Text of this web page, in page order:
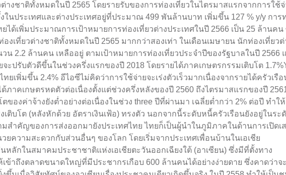
างชาติทั้งหมดในปี 2565 โดยรายรับของการท่องเที่ยวในไตรมาสแรกจากการใช้จ่
ในประเทศและต่างประเทศอยู่ที่ประมาณ 499 พันล้านบาท เพิ่มขึ้น 127 % y/y การ
ยได้เพิ่มประมาณการเป้าหมายการท่องเที่ยวต่างประเทศในปี 2566 เป็น 25 ล้านคน
งเที่ยวต่างชาติทั้งหมดในปี 2565 มากกว่าสองเท่า ในเดือนเมษายน นักท่องเที่ยวต่
น 2.2 ล้านคน เหลืออยู่ ตามเป้าหมายการท่องเที่ยวประจำปีของรัฐบาลในปี 2566
จะปรับตัวดีขึ้นในช่วงครึ่งแรกของปี 2018 โดยรายได้ภาคเกษตรกรรมเติบโต
ทยเพิ่มขึ้น 2.4% อีไอซีไม่คิดว่าการใช้จ่ายจะเร่งตัวเร็วมากเนื่องจากรายได้ครัวเรือ
ภาคเกษตรหดตัวต่อเนื่องตั้งแต่ช่วงครึ่งหลังของปี 2560 ถึงไตรมาสแรกของปี
ของค่าจ้างยังต่ำอย่างต่อเนื่องในช่วง three ปีที่ผ่านมา เฉลี่ยต่ำกว่า 2% ต่อปี ทำใ
เติบโต (หลังหักด้วย อัตราเงินเฟ้อ) ทรงตัว นอกจากนี้ระดับหนี้ครัวเรือนยังอยู่ในระ
สำคัญของการส่งออกมายังประเทศไทย ไทยก็เป็นผู้นำในภูมิภาคในด้านการเปิดเ
ยความสะดวกกับส่วนอื่นๆ ของโลก โดยเริ่มจากประเทศเพื่อนบ้านในเอเชีย
นหลักในสมาคมประชาชาติแห่งเอเชียตะวันออกเฉียงใต้ (อาเซียน) ซึ่งมีที่ตั้งทาง
ข้าถึงตลาดขนาดใหญ่ที่มีประชากรเกือบ 600 ล้านคนได้อย่างง่ายดาย ซึ่งคาดว่าจ